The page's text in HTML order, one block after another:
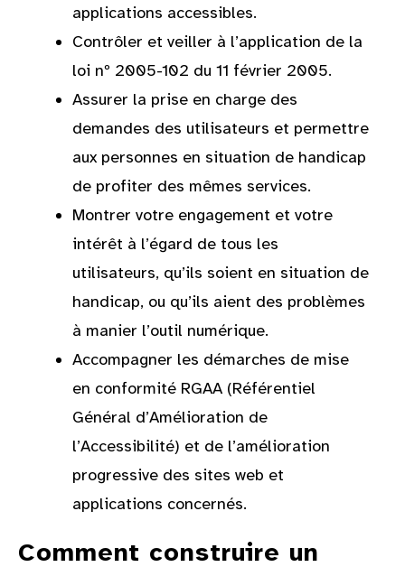
applications accessibles.
Contrôler et veiller à l’application de la
loi nº 2005-102 du 11 février 2005.
Assurer la prise en charge des
demandes des utilisateurs et permettre
aux personnes en situation de handicap
de profiter des mêmes services.
Montrer votre engagement et votre
intérêt à l’égard de tous les
utilisateurs, qu’ils soient en situation de
handicap, ou qu’ils aient des problèmes
à manier l’outil numérique.
Accompagner les démarches de mise
en conformité RGAA (Référentiel
Général d’Amélioration de
l’Accessibilité) et de l’amélioration
progressive des sites web et
applications concernés.
Comment construire un